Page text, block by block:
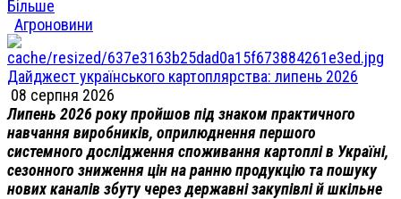
Більше
Агроновини
Дайджест українського картоплярства: липень 2026
08 серпня 2026
Липень 2026 року пройшов під знаком практичного
навчання виробників, оприлюднення першого
системного дослідження споживання картоплі в Україні,
сезонного зниження цін на ранню продукцію та пошуку
нових каналів збуту через державні закупівлі й шкільне